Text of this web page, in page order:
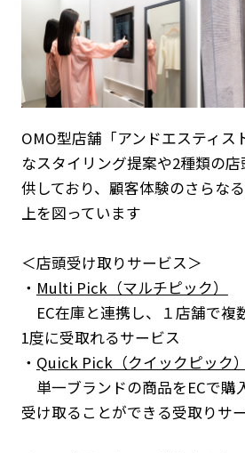
OMO型店舗「アンドエスティス
なスタイリング提案や2種類の
供しており、顧客体験のさらな
上を図っています
＜店頭受け取りサービス＞
・ Multi Pick（マルチピック）
EC在庫と連携し、１店舗で複
1度に受取れるサービス
・ Quick Pick（クイックピック）
単一ブランドの商品をECで購
受け取ることができる受取りサ